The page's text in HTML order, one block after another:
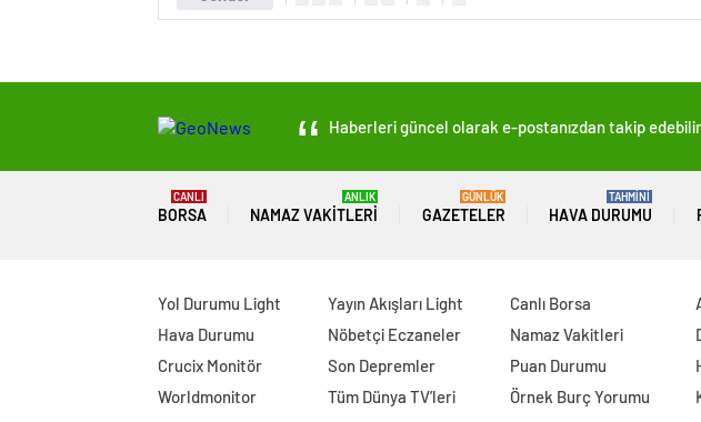
Haberleri güncel olarak e-postanızdan takip
BORSA
CANLI
NAMAZ VAKITLERI
ANLIK
GAZETELER
GÜNLÜK
HAVA DURUMU
TAHMİNİ
Yol Durumu Light
Hava Durumu
Crucix Monitör
Worldmonitor
Yayın Akışları Light
Nöbetçi Eczaneler
Son Depremler
Tüm Dünya TV’leri
Canlı Borsa
Namaz Vakitleri
Puan Durumu
Örnek Burç Yorumu